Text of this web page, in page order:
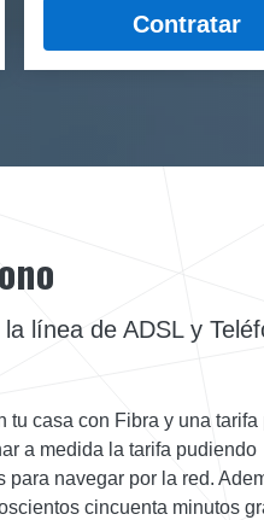
Contratar
línea de ADSL y
casa con Fibra y una tarifa
a medida la tarifa pudiendo
navegar por la red.
cincuenta minutos